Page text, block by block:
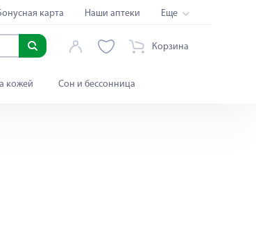
карта Наши аптеки Еще
Корзина
кожей Сон и бессонница